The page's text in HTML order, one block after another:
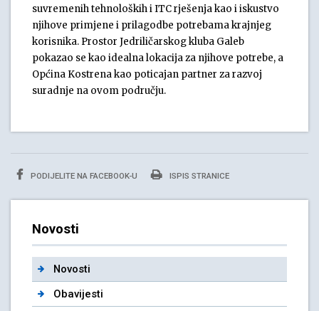
suvremenih tehnoloških i ITC rješenja kao i iskustvo
njihove primjene i prilagodbe potrebama krajnjeg
korisnika. Prostor Jedriličarskog kluba Galeb
pokazao se kao idealna lokacija za njihove potrebe, a
Općina Kostrena kao poticajan partner za razvoj
suradnje na ovom području.
PODIJELITE NA FACEBOOK-U ISPIS STRANICE
Novosti
Novosti
Obavijesti